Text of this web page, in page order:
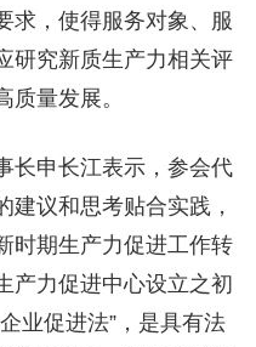
求，使得服务对象、服
研究新质生产力相关评
量发展。
长申长江表示，参会代
建议和思考贴合实践，
时期生产力促进工作转
产力促进中心设立之初
业促进法”，是具有法